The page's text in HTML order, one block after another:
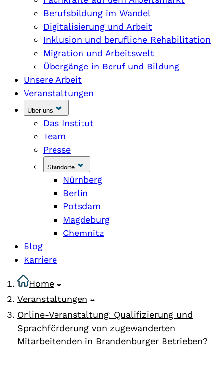
Berufsbildung im Wandel
Digitalisierung und Arbeit
Inklusion und berufliche Rehabilitation
Migration und Arbeitswelt
Übergänge in Beruf und Bildung
Unsere Arbeit
Veranstaltungen
Über uns
Das Institut
Team
Presse
Standorte
Nürnberg
Berlin
Potsdam
Magdeburg
Chemnitz
Blog
Karriere
Home
Veranstaltungen
Online-Veranstaltung: Qualifizierung und
Sprachförderung von zugewanderten
Mitarbeitenden in Brandenburger Betrieben?